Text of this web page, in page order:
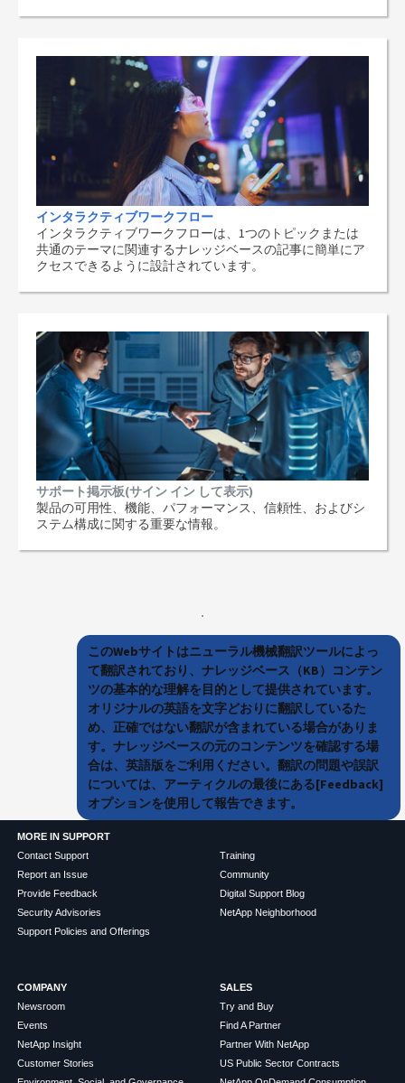
インタラクティブワークフロー
インタラクティブワークフローは、1つのトピックまたは
共通のテーマに関連するナレッジベースの記事に簡単にア
クセスできるように設計されています。
サポート掲示板(サイン イン して表示)
製品の可用性、機能、パフォーマンス、信頼性、およびシ
ステム構成に関する重要な情報。
このWebサイトはニューラル機械翻訳ツールによっ
て翻訳されており、ナレッジベース（KB）コンテン
ツの基本的な理解を目的として提供されています。
オリジナルの英語を文字どおりに翻訳しているた
め、正確ではない翻訳が含まれている場合がありま
す。ナレッジベースの元のコンテンツを確認する場
合は、英語版をご利用ください。翻訳の問題や誤訳
については、アーティクルの最後にある[Feedback]
オプションを使用して報告できます。
MORE IN SUPPORT
Contact Support
Report an Issue
Provide Feedback
Security Advisories
Support Policies and Offerings
Training
Community
Digital Support Blog
NetApp Neighborhood
COMPANY
Newsroom
Events
NetApp Insight
Customer Stories
SALES
Try and Buy
Find A Partner
Partner With NetApp
US Public Sector Contracts